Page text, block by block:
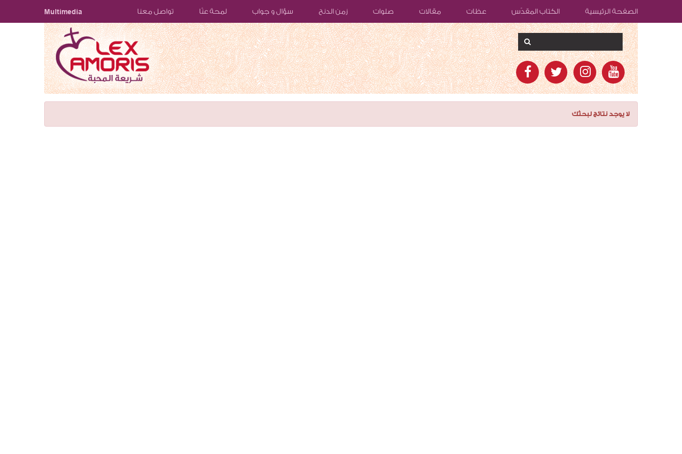
الصفحة الرئيسية الكتاب المقدّس عظات مقالات صلوات زمن الدنح سؤال و جواب لمحة عنّا تواصل معنا Multimedia
لا يوجد نتائج لبحثك